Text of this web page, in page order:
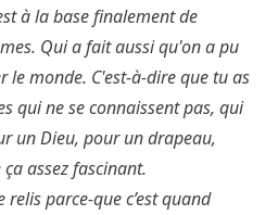
à la base finalement de
Qui a fait aussi qu'on a pu
monde. C'est-à-dire que tu as
qui ne se connaissent pas, qui
un Dieu, pour un drapeau,
assez fascinant.
relis parce-que c’est quand